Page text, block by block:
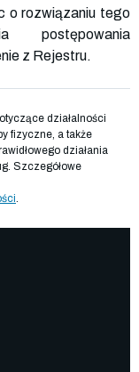
o rozwiązaniu tego
postępowania
z Rejestru.
działalności
fizyczne, a także
działania
Szczegółowe